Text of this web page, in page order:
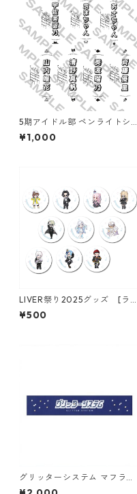
5期アイドル部 ペンライトシー
ト（⚠️備考欄に対象のメンバ
ーをご記入ください）
¥1,000
LIVER祭り2025グッズ [ラン
ダム缶バッジ]
¥500
グリッターシステム マフラー
タオル